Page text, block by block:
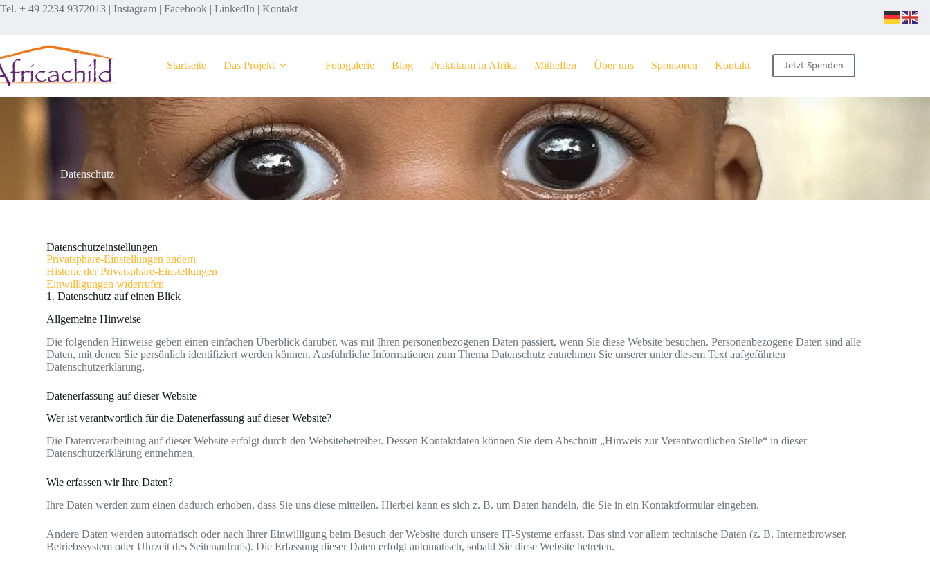
Tel. + 49 2234 9372013 | Instagram | Facebook | LinkedIn | Kontakt
Startseite Das Projekt Fotogalerie Blog Praktikum in Afrika Mithelfen Über uns Sponsoren Kontakt Jetzt Spenden
Datenschutz
Datenschutzeinstellungen
Privatsphäre-Einstellungen ändern
Historie der Privatsphäre-Einstellungen
Einwilligungen widerrufen
1. Datenschutz auf einen Blick
Allgemeine Hinweise
Die folgenden Hinweise geben einen einfachen Überblick darüber, was mit Ihren personenbezogenen Daten passiert, wenn Sie diese Website besuchen. Personenbezogene Daten sind alle
Daten, mit denen Sie persönlich identifiziert werden können. Ausführliche Informationen zum Thema Datenschutz entnehmen Sie unserer unter diesem Text aufgeführten
Datenschutzerklärung.
Datenerfassung auf dieser Website
Wer ist verantwortlich für die Datenerfassung auf dieser Website?
Die Datenverarbeitung auf dieser Website erfolgt durch den Websitebetreiber. Dessen Kontaktdaten können Sie dem Abschnitt „Hinweis zur Verantwortlichen Stelle“ in dieser
Datenschutzerklärung entnehmen.
Wie erfassen wir Ihre Daten?
Ihre Daten werden zum einen dadurch erhoben, dass Sie uns diese mitteilen. Hierbei kann es sich z. B. um Daten handeln, die Sie in ein Kontaktformular eingeben.
Andere Daten werden automatisch oder nach Ihrer Einwilligung beim Besuch der Website durch unsere IT-Systeme erfasst. Das sind vor allem technische Daten (z. B. Internetbrowser,
Betriebssystem oder Uhrzeit des Seitenaufrufs). Die Erfassung dieser Daten erfolgt automatisch, sobald Sie diese Website betreten.